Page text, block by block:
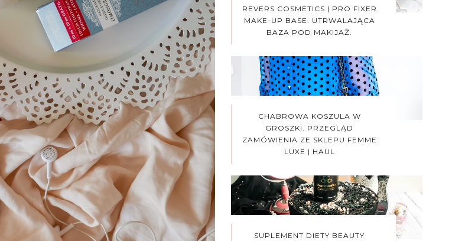
REVERS COSMETICS | PRO FIXER
MAKE-UP BASE. UTRWALAJĄCA
BAZA POD MAKIJAŻ.
CHABROWA KOSZULA W
GROSZKI. PRZEGLĄD
ZAMÓWIENIA ZE SKLEPU FEMME
LUXE | HAUL
SUPLEMENT DIETY BEAUTY